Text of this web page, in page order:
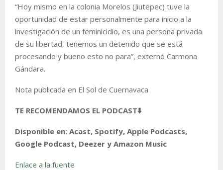
“Hoy mismo en la colonia Morelos (Jiutepec) tuve la
oportunidad de estar personalmente para inicio a la
investigación de un feminicidio, es una persona privada
de su libertad, tenemos un detenido que se está
procesando y bueno esto no para”, externó Carmona
Gándara.
Nota publicada en El Sol de Cuernavaca
TE RECOMENDAMOS EL PODCAST⬇️
Disponible en: Acast, Spotify, Apple Podcasts,
Google Podcast, Deezer y Amazon Music
Enlace a la fuente